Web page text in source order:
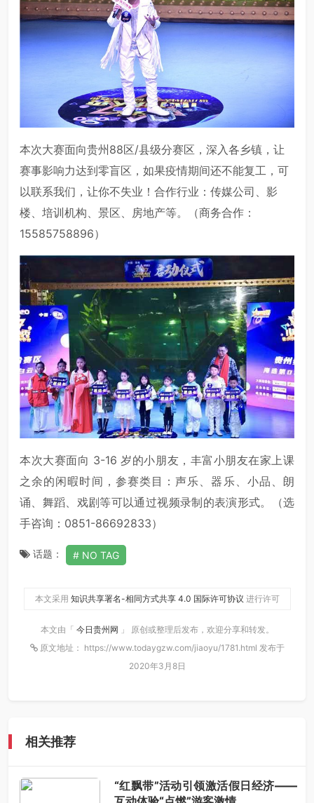
本次大赛面向贵州88区/县级分赛区，深入各乡镇，让
赛事影响力达到零盲区，如果疫情期间还不能复工，可
以联系我们，让你不失业！合作行业：传媒公司、影
楼、培训机构、景区、房地产等。（商务合作：
15585758896）
本次大赛面向 3-16 岁的小朋友，丰富小朋友在家上课
之余的闲暇时间，参赛类目：声乐、器乐、小品、朗
诵、舞蹈、戏剧等可以通过视频录制的表演形式。（选
手咨询：0851-86692833）
话题： NO TAG
本文采用 知识共享署名-相同方式共享 4.0 国际许可协议 进行许可
本文由「 今日贵州网 」 原创或整理后发布，欢迎分享和转发。
原文地址： https://www.todaygzw.com/jiaoyu/1781.html 发布于
2020年3月8日
相关推荐
“红飘带”活动引领激活假日经济——